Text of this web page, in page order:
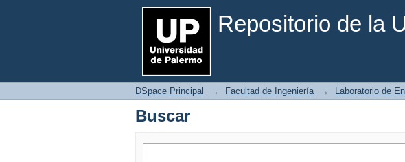
Repositorio de la
Buscar
DSpace Principal → Facultad de Ingeniería → Laboratorio de
Buscar